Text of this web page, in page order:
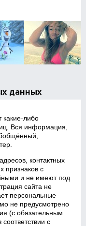
данных
какие‑либо
Вся информация,
контактных
признаков с
и не имеют под
сайта не
персональные
не предусмотрено
(с обязательным
с